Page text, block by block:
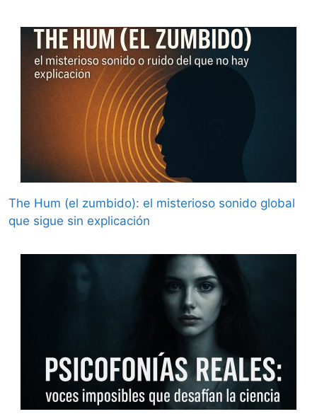
The Hum (el zumbido): el misterioso sonido global
que sigue sin explicación